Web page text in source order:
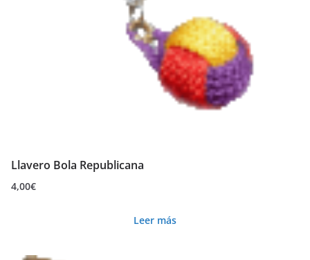
Llavero Bola Republicana
4,00€
Leer más